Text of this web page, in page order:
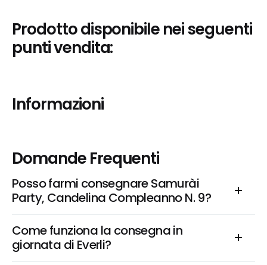
Prodotto disponibile nei seguenti
punti vendita:
Informazioni
Domande Frequenti
Posso farmi consegnare Samurài
Party, Candelina Compleanno N. 9?
Come funziona la consegna in
giornata di Everli?